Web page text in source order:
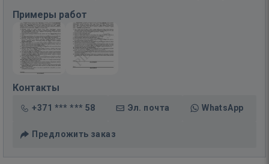
Примеры работ
Контакты
+371 *** *** 58 Эл. почта WhatsApp
Предложить заказ